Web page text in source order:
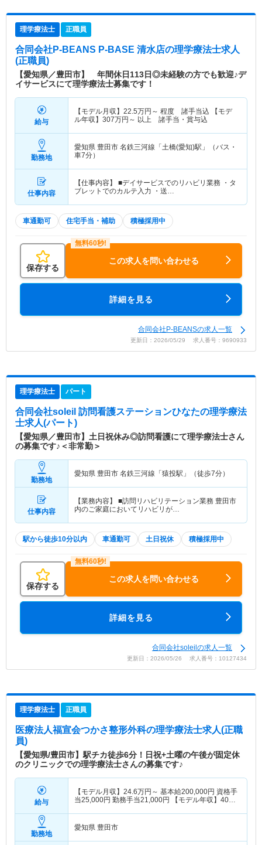
理学療法士 正職員
合同会社P-BEANS P-BASE 清水店の理学療法士求人
(正職員)
【愛知県／豊田市】 年間休日113日◎未経験の方でも歓迎♪デ
イサービスにて理学療法士募集です！
給与
【モデル月収】 22.5万円～ 程度 諸手当込 【モデ
ル年収】 307万円～ 以上 諸手当・賞与込
勤務地
愛知県 豊田市 名鉄三河線「土橋(愛知)駅」（バス・
車7分）
仕事内容
【仕事内容】 ■デイサービスでのリハビリ業務 ・タ
ブレットでのカルテ入力 ・送…
車通勤可 住宅手当・補助 積極採用中
保存する
この求人を問い合わせる
詳細を見る
合同会社P-BEANSの求人一覧
更新日：2026/05/29 求人番号：9690933
理学療法士 パート
合同会社soleil 訪問看護ステーションひなたの理学療法
士求人(パート)
【愛知県／豊田市】土日祝休み◎訪問看護にて理学療法士さん
の募集です♪＜非常勤＞
勤務地
愛知県 豊田市 名鉄三河線「猿投駅」（徒歩7分）
仕事内容
【業務内容】 ■訪問リハビリテーション業務 豊田市
内のご家庭においてリハビリが…
駅から徒歩10分以内 車通勤可 土日祝休 積極採用中
保存する
この求人を問い合わせる
詳細を見る
合同会社soleilの求人一覧
更新日：2026/05/26 求人番号：10127434
理学療法士 正職員
医療法人福宣会つかさ整形外科の理学療法士求人(正職
員)
【愛知県/豊田市】駅チカ徒歩6分！日祝+土曜の午後が固定休
のクリニックでの理学療法士さんの募集です♪
給与
【モデル月収】 24.6万円～ 基本給200,000円 資格手
当25,000円 勤務手当21,000円 【モデル年収】 400
勤務地
愛知県 豊田市